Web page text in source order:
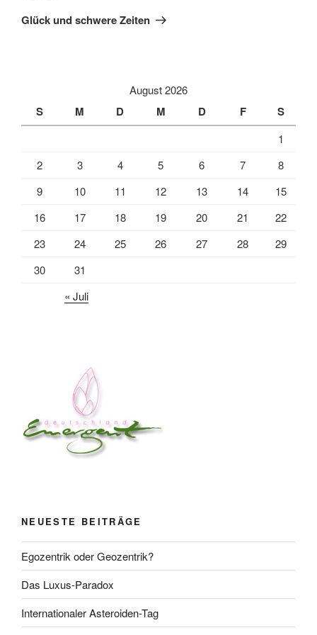
Beitrag
Glück und schwere Zeiten
August 2026
S M D M D F S
1
2
3 4 5 6 7
8
9
10 11 12 13 14
15
16
17 18 19 20 21
22
23
24 25 26 27 28
29
30
31
« Juli
NEUESTE BEITRÄGE
Egozentrik oder Geozentrik?
Das Luxus-Paradox
Internationaler Asteroiden-Tag